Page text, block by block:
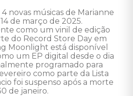
novas músicas de Marianne
de março de 2025.
como um vinil de edição
do Record Store Day em
Moonlight está disponível
um EP digital desde o dia
programado para
como parte da Lista
foi suspenso após a morte
de janeiro.